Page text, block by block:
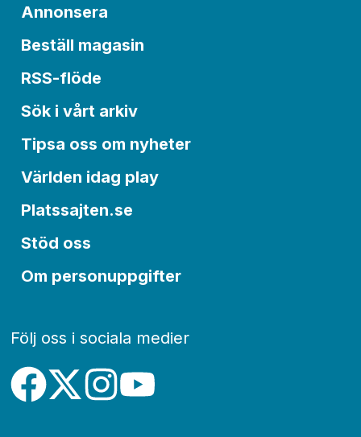
Annonsera
Beställ magasin
RSS-flöde
Sök i vårt arkiv
Tipsa oss om nyheter
Världen idag play
Platssajten.se
Stöd oss
Om personuppgifter
Följ oss i sociala medier